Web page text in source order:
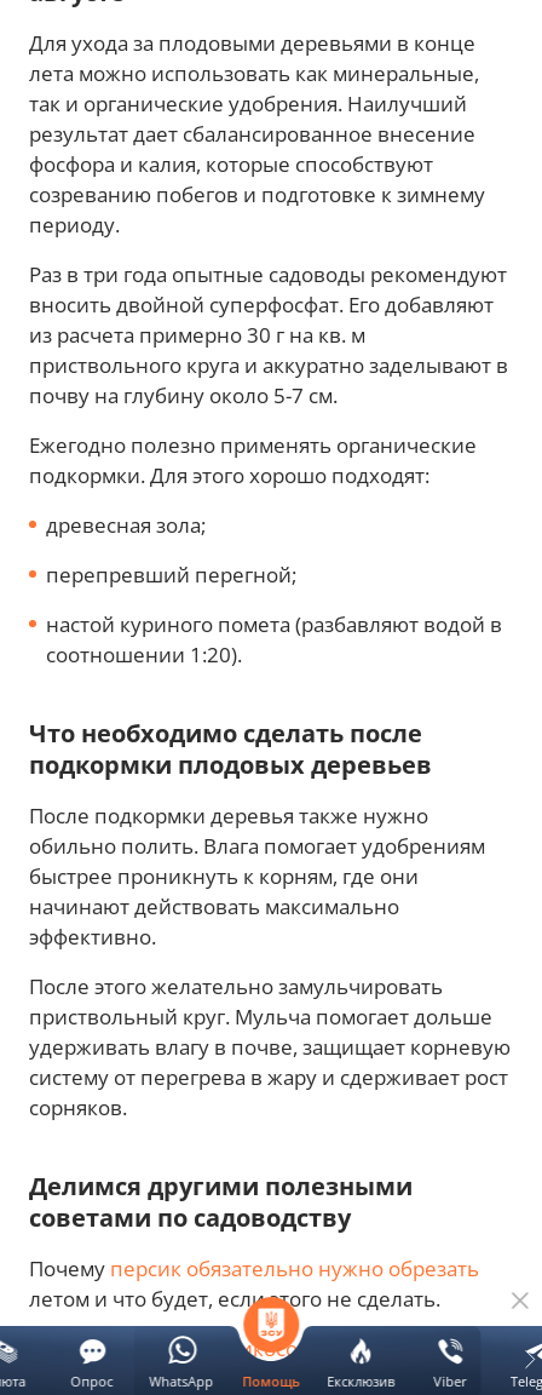
Для ухода за плодовыми деревьями в конце
лета можно использовать как минеральные,
так и органические удобрения. Наилучший
результат дает сбалансированное внесение
фосфора и калия, которые способствуют
созреванию побегов и подготовке к зимнему
периоду.
Раз в три года опытные садоводы рекомендуют
вносить двойной суперфосфат. Его добавляют
из расчета примерно 30 г на кв. м
приствольного круга и аккуратно заделывают в
почву на глубину около 5-7 см.
Ежегодно полезно применять органические
подкормки. Для этого хорошо подходят:
древесная зола;
перепревший перегной;
настой куриного помета (разбавляют водой в
соотношении 1:20).
Что необходимо сделать после
подкормки плодовых деревьев
После подкормки деревья также нужно
обильно полить. Влага помогает удобрениям
быстрее проникнуть к корням, где они
начинают действовать максимально
эффективно.
После этого желательно замульчировать
приствольный круг. Мульча помогает дольше
удерживать влагу в почве, защищает корневую
систему от перегрева в жару и сдерживает рост
сорняков.
Делимся другими полезными
советами по садоводству
Почему персик обязательно нужно обрезать
летом и что будет, если этого не сделать.
ухаживать за абрикосом летом
, чтобы
дерево щедро плодоносило.
Помощь Ексклюзив Viber
Опрос WhatsApp